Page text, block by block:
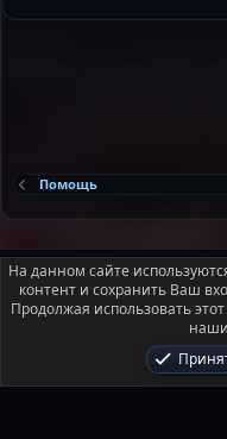
Помощь
Russian (RU)
Условия и правила
Главная
Локализация от xenForo.Info®
На данном сайте
контент и сохранить Ваш
Продолжая использовать